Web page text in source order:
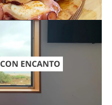
ENCANTO